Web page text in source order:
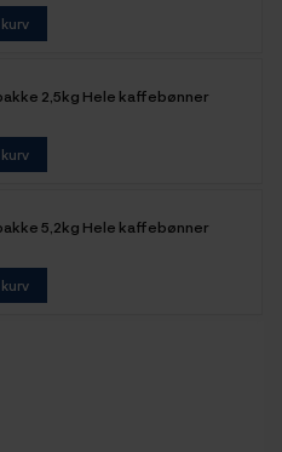
2,5kg Hele kaffebønner
5,2kg Hele kaffebønner